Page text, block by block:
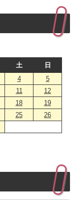
土
日
4
5
11
12
18
19
25
26